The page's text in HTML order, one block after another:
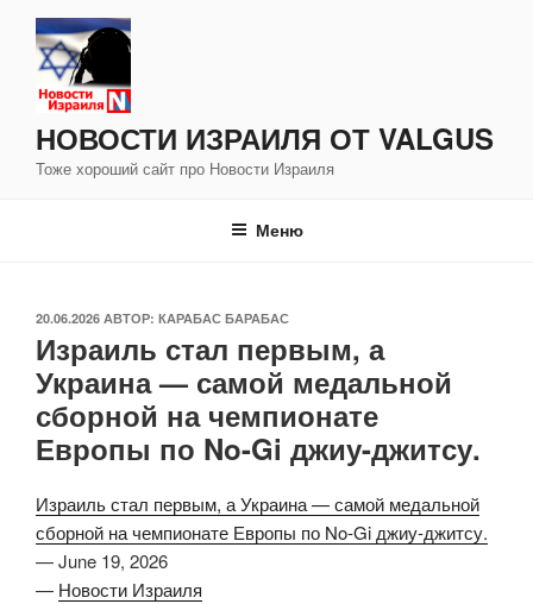
Перейти
содержимому
НОВОСТИ ИЗРАИЛЯ ОТ VALGUS
Тоже хороший сайт про Новости Израиля
Меню
ОПУБЛИКОВАНО
20.06.2026 АВТОР: КАРАБАС БАРАБАС
Израиль стал первым, а
Украина — самой медальной
сборной на чемпионате
Европы по No-Gi джиу-джитсу.
Израиль стал первым, а Украина — самой медальной
сборной на чемпионате Европы по No-Gi джиу-джитсу.
—June 19, 2026
— Новости Израиля